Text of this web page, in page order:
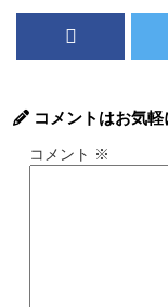
コメントはお気
コメント ※